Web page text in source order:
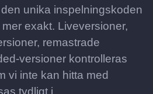
unika inspelningskoden
exakt. Liveversioner,
remastrade
versioner kontrolleras
vi inte kan hitta med
tydligt i